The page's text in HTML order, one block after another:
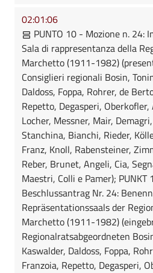
02:01:06
PUNTO 10 - Mozione n. 24:
Sala di rappresentanza della
Marchetto (1911-1982)
Consiglieri regionali Bosin,
Daldoss, Foppa, Rohrer, de
Repetto, Degasperi, Oberkofler,
Locher, Messner, Mair,
Stanchina, Bianchi, Rieder,
Franz, Knoll, Rabensteiner,
Reber, Brunet, Angeli, Cia,
Maestri, Colli e Pamer); PUNKT
Beschlussantrag Nr. 24:
Repräsentationssaals der
Marchetto (1911-1982)
Regionalratsabgeordneten
Kaswalder, Daldoss, Foppa,
Franzoia, Repetto, Degasperi,